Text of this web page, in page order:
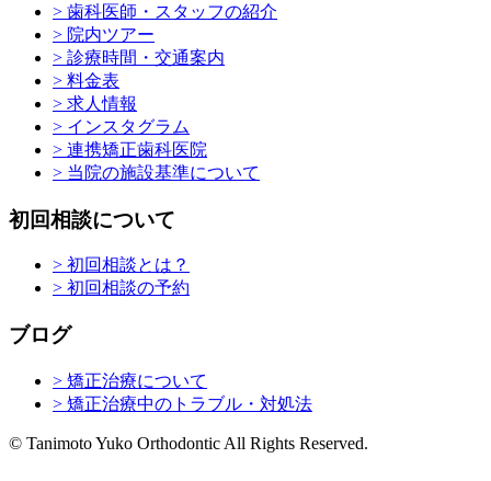
> 歯科医師・スタッフの紹介
> 院内ツアー
> 診療時間・交通案内
> 料金表
> 求人情報
> インスタグラム
> 連携矯正歯科医院
> 当院の施設基準について
初回相談について
> 初回相談とは？
> 初回相談の予約
ブログ
> 矯正治療について
> 矯正治療中のトラブル・対処法
© Tanimoto Yuko Orthodontic All Rights Reserved.